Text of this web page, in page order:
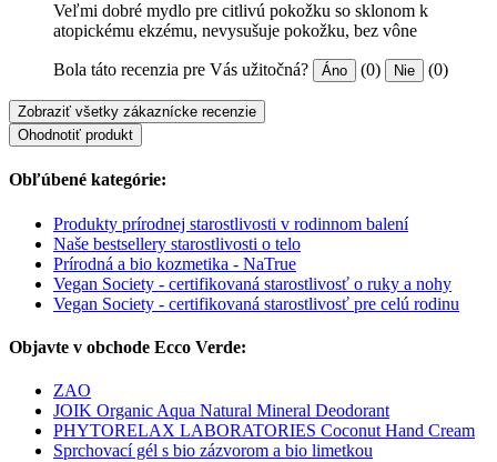
Veľmi dobré mydlo pre citlivú pokožku so sklonom k
atopickému ekzému, nevysušuje pokožku, bez vône
Bola táto recenzia pre Vás užitočná? Áno (0) Nie (0)
Zobraziť všetky zákaznícke recenzie
Ohodnotiť produkt
Obľúbené kategórie:
Produkty prírodnej starostlivosti v rodinnom balení
Naše bestsellery starostlivosti o telo
Prírodná a bio kozmetika - NaTrue
Vegan Society - certifikovaná starostlivosť o ruky a nohy
Vegan Society - certifikovaná starostlivosť pre celú rodinu
Objavte v obchode Ecco Verde:
ZAO
JOIK Organic Aqua Natural Mineral Deodorant
PHYTORELAX LABORATORIES Coconut Hand Cream
Sprchovací gél s bio zázvorom a bio limetkou